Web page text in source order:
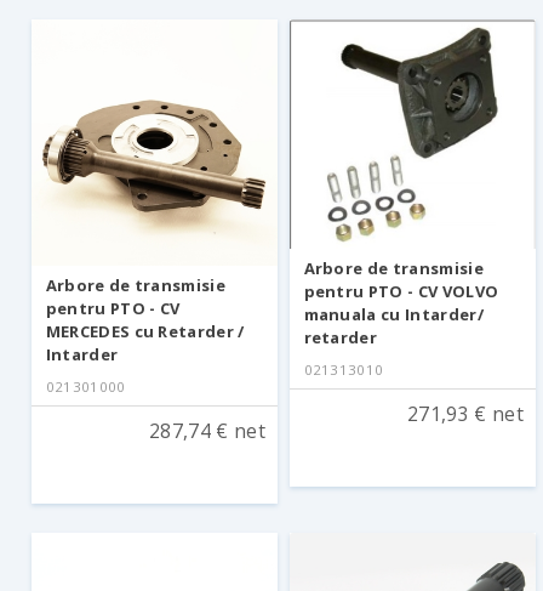
Arbore de transmisie
pentru PTO - CV
MERCEDES cu Retarder /
Intarder
021301000
287,74 € net
Arbore de transmisie
pentru PTO - CV VOLVO
manuala cu Intarder/
retarder
021313010
271,93 € net